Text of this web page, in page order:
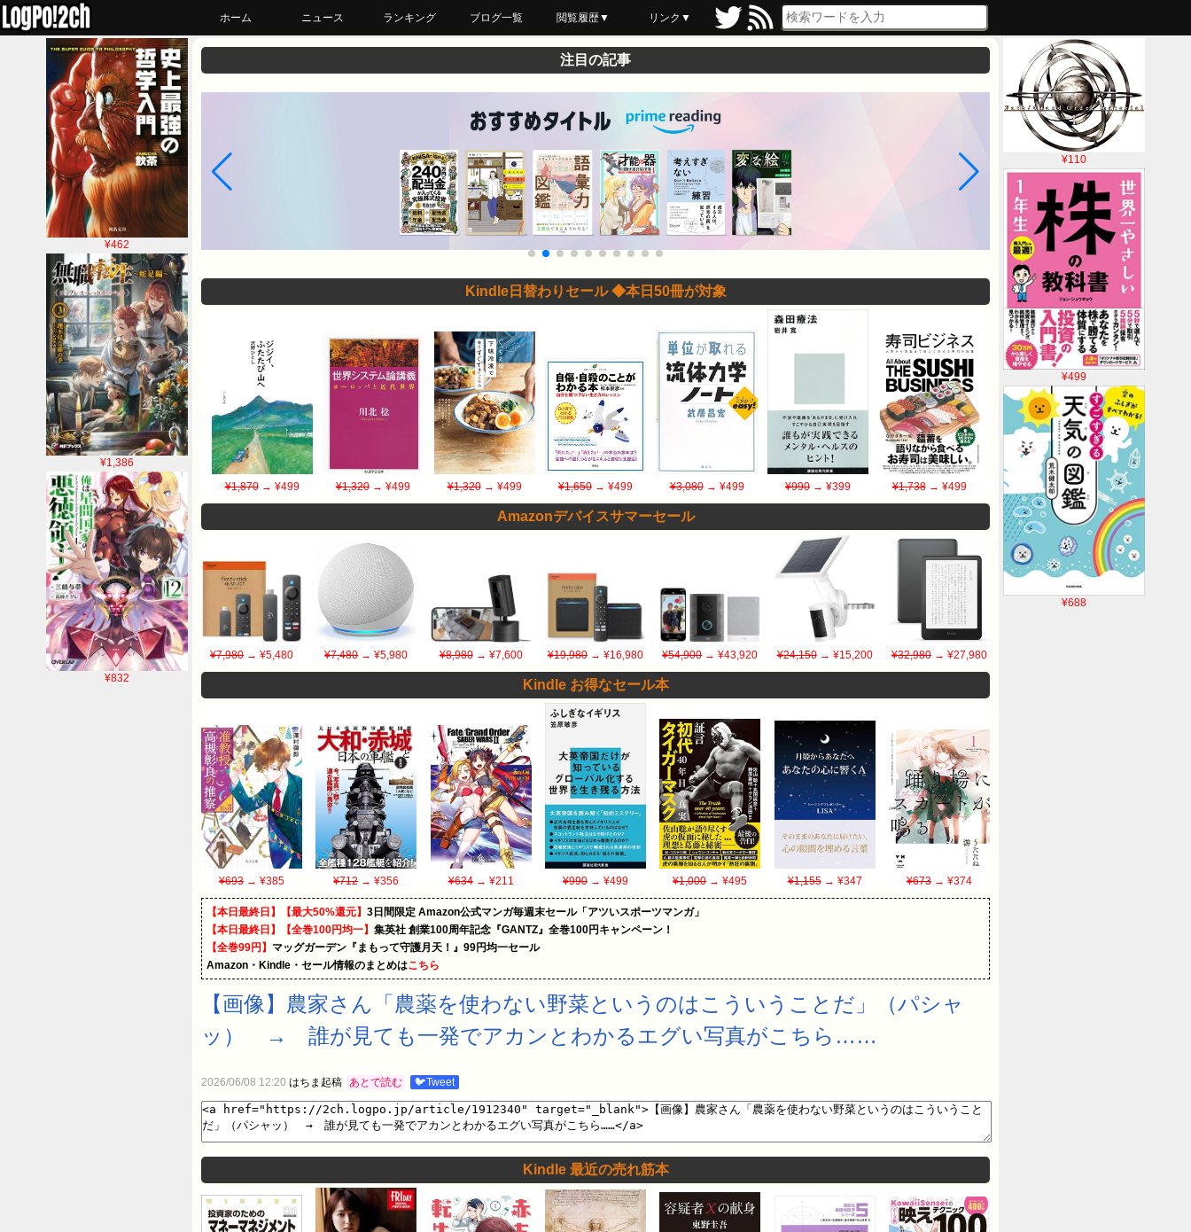
ホーム ニュース ランキング ブログ一覧 閲覧履歴▼
最近読んだ
あとで読む
ブックマーク
リンク▼
¥110
¥499
¥688
¥462
¥1,386
¥832
注目の記事
Kindle日替わりセール ◆本日50冊が対象
¥1,870→ ¥499 ¥1,320 → ¥499 ¥1,320→ ¥499 ¥1,650 → ¥499 ¥3,080→ ¥499 ¥990 → ¥399 ¥1,738→ ¥499
Amazonデバイスサマーセール
¥7,980 → ¥5,480 ¥7,480→ ¥5,980 ¥8,980→ ¥7,600 ¥19,980→ ¥16,980 ¥54,900→ ¥43,920 ¥24,150→ ¥15,200 ¥32,980→ ¥27,980
Kindle お得なセール本
¥693 → ¥385 ¥712→ ¥356 ¥634→ ¥211 ¥990→ ¥499 ¥1,000→ ¥495 ¥1,155→ ¥347 ¥673→ ¥374
【本日最終日】【最大50%還元】 3日間限定 Amazon公式マンガ毎週末セール「アツいスポーツマンガ」
【本日最終日】【全巻100円均一】 集英社 創業100周年記念『GANTZ』全巻100円キャンペーン！
【全巻99円】 マッグガーデン『まもって守護月天！』99円均一セール
Amazon・Kindle・セール情報のまとめはこちら
【画像】農家さん「農薬を使わない野菜というのはこういうことだ」（パシャ
ッ） → 誰が見ても一発でアカンとわかるエグい写真がこちら……
2026/06/08 12:20 はちま起稿 あとで読む 🐦Tweet
Kindle 最近の売れ筋本